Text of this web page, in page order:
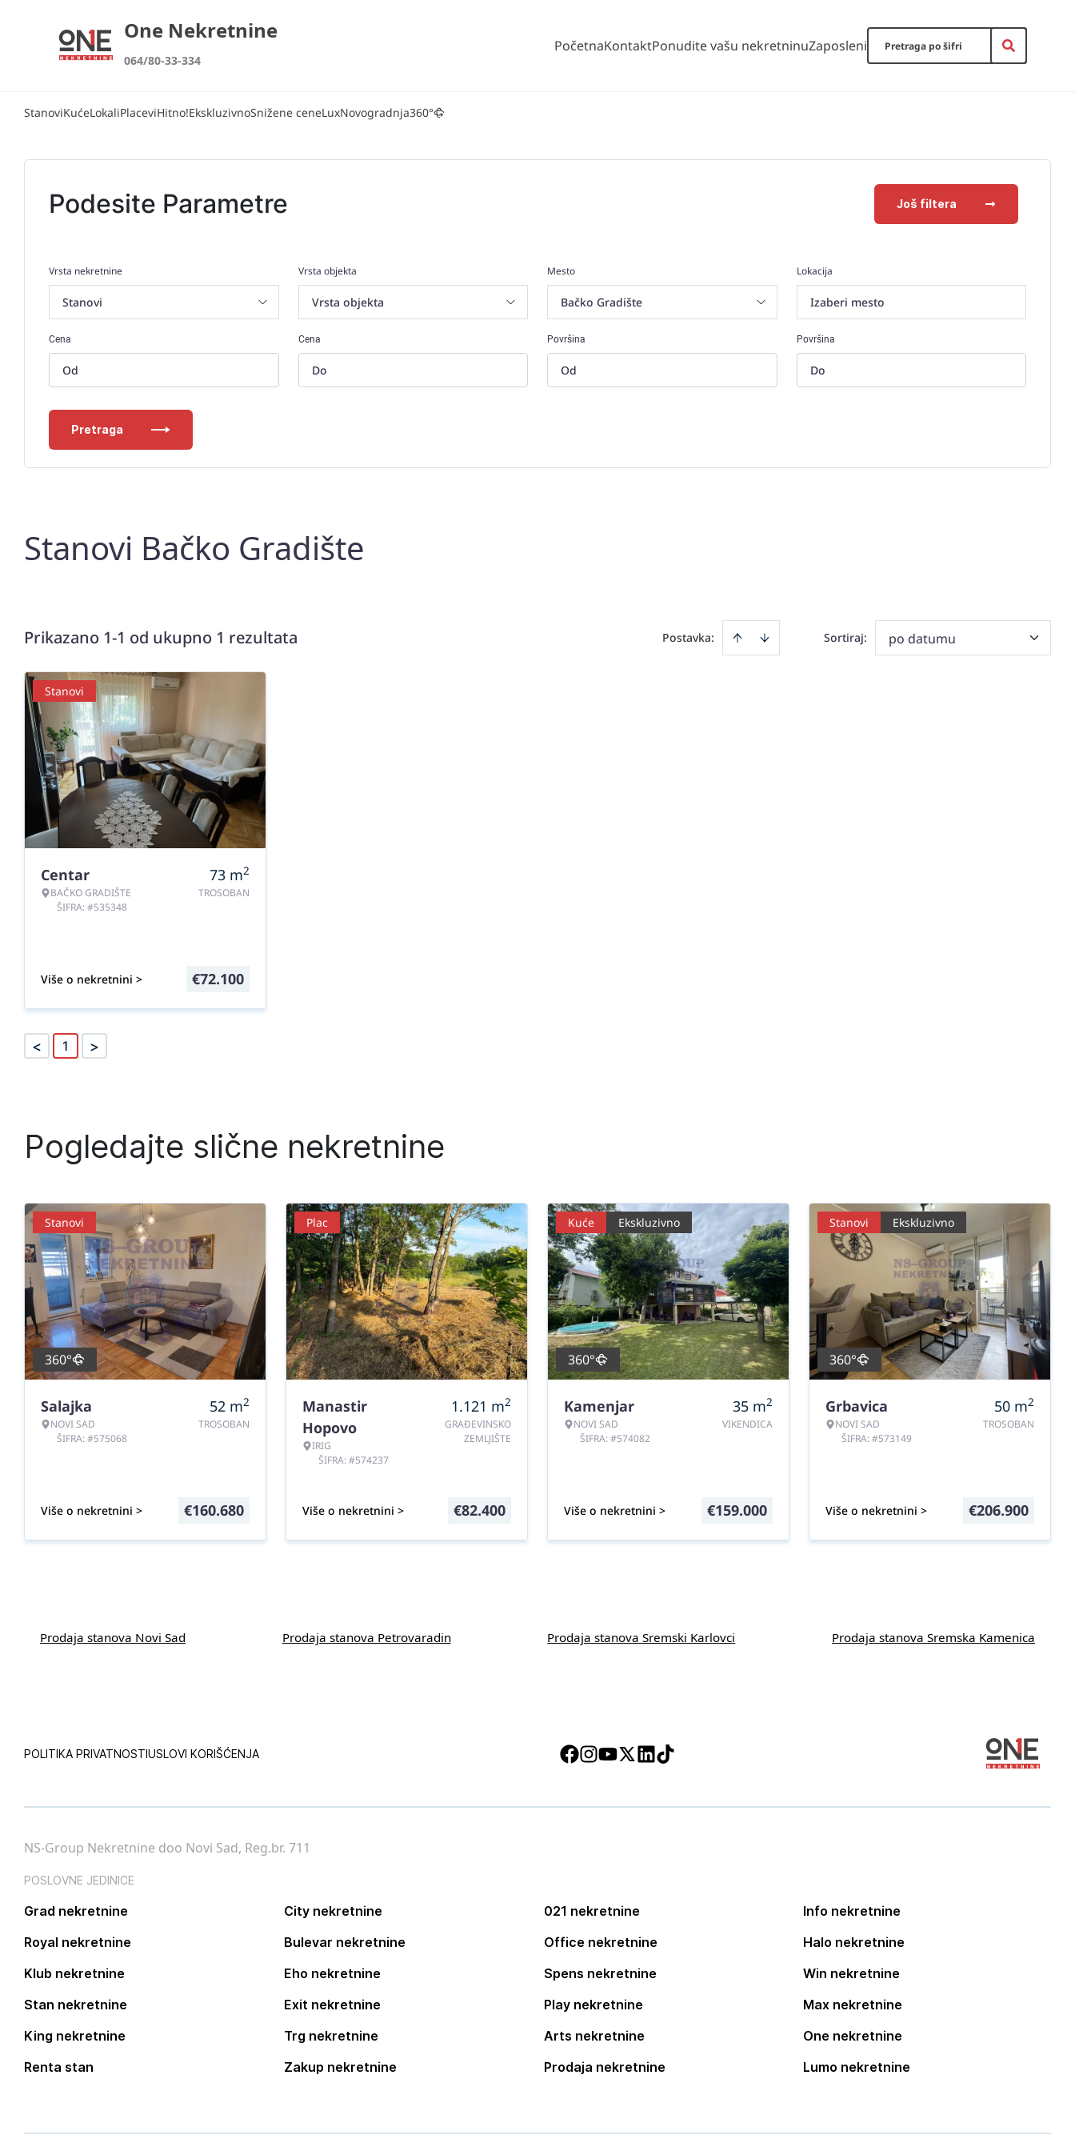
One Nekretnine
064/80-33-334
PočetnaKontaktPonudite vašu nekretninuZaposleni
StanoviKućeLokaliPlaceviHitno!EkskluzivnoSnižene ceneLuxNovogradnja360°
Podesite Parametre Još filtera
Vrsta nekretnine Vrsta objekta Mesto Lokacija
Izaberi mesto
Cena Cena Površina Površina
Pretraga
Stanovi Bačko Gradište
Prikazano 1-1 od ukupno 1 rezultata Postavka: Sortiraj: po datumu
Stanovi
Centar
BAČKO GRADIŠTE
ŠIFRA: #535348
73 m2
TROSOBAN
Više o nekretnini > €72.100
< 1 >
Pogledajte slične nekretnine
Stanovi
360°
Salajka
NOVI SAD
ŠIFRA: #575068
52 m2
TROSOBAN
Više o nekretnini > €160.680
Plac
Manastir
Hopovo
IRIG
ŠIFRA: #574237
1.121 m2
GRAĐEVINSKO
ZEMLJIŠTE
Više o nekretnini > €82.400
Kuće Ekskluzivno
360°
Kamenjar
NOVI SAD
ŠIFRA: #574082
35 m2
VIKENDICA
Više o nekretnini > €159.000
Stanovi Ekskluzivno
360°
Grbavica
NOVI SAD
ŠIFRA: #573149
50 m2
TROSOBAN
Više o nekretnini > €206.900
Prodaja stanova Novi Sad Prodaja stanova Petrovaradin Prodaja stanova Sremski Karlovci Prodaja stanova Sremska Kamenica
POLITIKA PRIVATNOSTIUSLOVI KORIŠĆENJA
NS-Group Nekretnine doo Novi Sad, Reg.br. 711
POSLOVNE JEDINICE
Grad nekretnine City nekretnine 021 nekretnine
Info nekretnine
Royal nekretnine
Bulevar nekretnine Office nekretnine
Halo nekretnine
Klub nekretnine
Eho nekretnine Spens nekretnine
Win nekretnine
Stan nekretnine
Exit nekretnine Play nekretnine
Max nekretnine
King nekretnine
Trg nekretnine Arts nekretnine
One nekretnine
Renta stan
Zakup nekretnine Prodaja nekretnine Lumo nekretnine